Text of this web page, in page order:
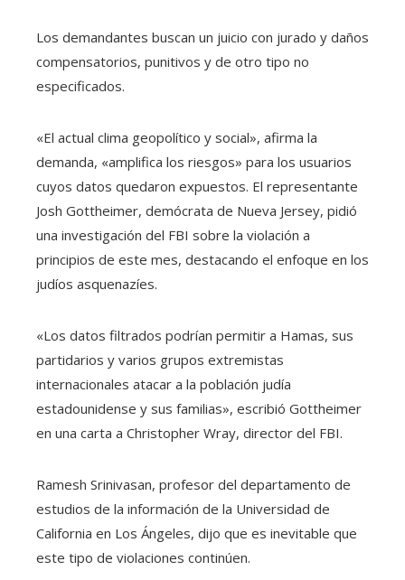
Los demandantes buscan un juicio con jurado y daños
compensatorios, punitivos y de otro tipo no
especificados.
«El actual clima geopolítico y social», afirma la
demanda, «amplifica los riesgos» para los usuarios
cuyos datos quedaron expuestos. El representante
Josh Gottheimer, demócrata de Nueva Jersey, pidió
una investigación del FBI sobre la violación a
principios de este mes, destacando el enfoque en los
judíos asquenazíes.
«Los datos filtrados podrían permitir a Hamas, sus
partidarios y varios grupos extremistas
internacionales atacar a la población judía
estadounidense y sus familias», escribió Gottheimer
en una carta a Christopher Wray, director del FBI.
Ramesh Srinivasan, profesor del departamento de
estudios de la información de la Universidad de
California en Los Ángeles, dijo que es inevitable que
este tipo de violaciones continúen.